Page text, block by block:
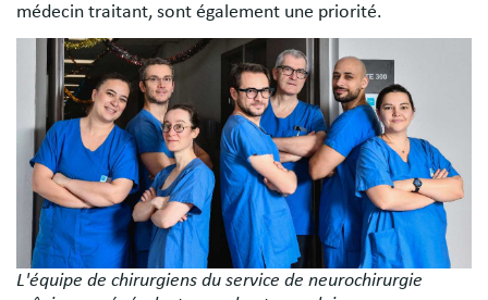
médecin traitant, sont également une priorité.
Image
L'équipe de chirurgiens du service de neurochirurgie